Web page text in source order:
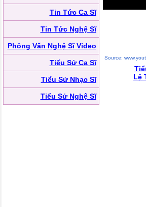
Tin Tức Ca Sĩ
Tin Tức Nghệ Sĩ
Phỏng Vấn Nghệ Sĩ Video
Tiểu Sử Ca Sĩ
Tiểu Sử Nhạc Sĩ
Tiểu Sử Nghệ Sĩ
Source:
Lệ